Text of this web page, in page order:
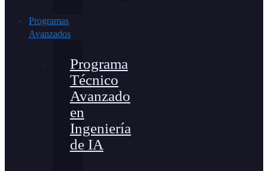
Programas
Avanzados
Programa
Técnico
Avanzado
en
Ingeniería
de IA